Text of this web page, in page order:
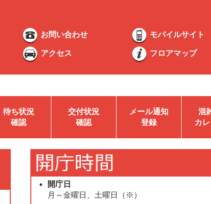
お問い合わせ モバイルサイト
アクセス フロアマップ
待ち状況
確認
交付状況
確認
メール通知
登録
混
カ
開庁日
月～金曜日、土曜日（※）